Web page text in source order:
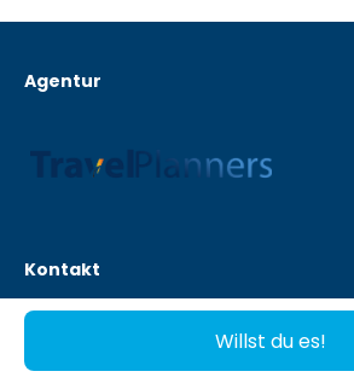
Willst du es!
Agentur
Kontakt
Bremerstraat 11 6717ZP - Almere
tijdens kantooruren: (+31) 085 – 0163648